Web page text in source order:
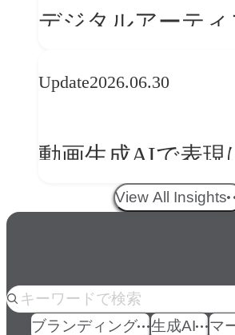
デジタルアーテ
ークフロー設計と
Update2026.06.30
動画生成AIで表現
する？映像ディレ
View All Insights
人気の
ブランディング 生成AI
マ